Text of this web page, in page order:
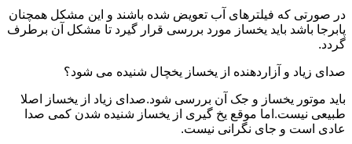
در صورتی که فیلترهای آب تعویض شده باشند و این مشکل همچنان
پابرجا باشد باید یخساز مورد بررسی قرار گیرد تا مشکل آن برطرف
گردد.
صدای زیاد و آزاردهنده از یخساز یخچال شنیده می شود؟
باید موتور یخساز و جک آن بررسی شود.صدای زیاد از یخساز اصلا
طبیعی نیست.اما موقع یخ گیری از یخساز شنیده شدن کمی صدا
عادی است و جای نگرانی نیست.